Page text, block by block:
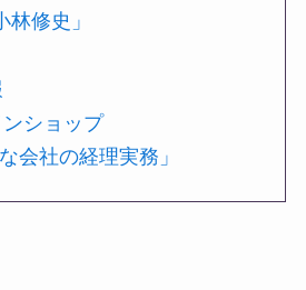
修史」
ショップ
会社の経理実務」